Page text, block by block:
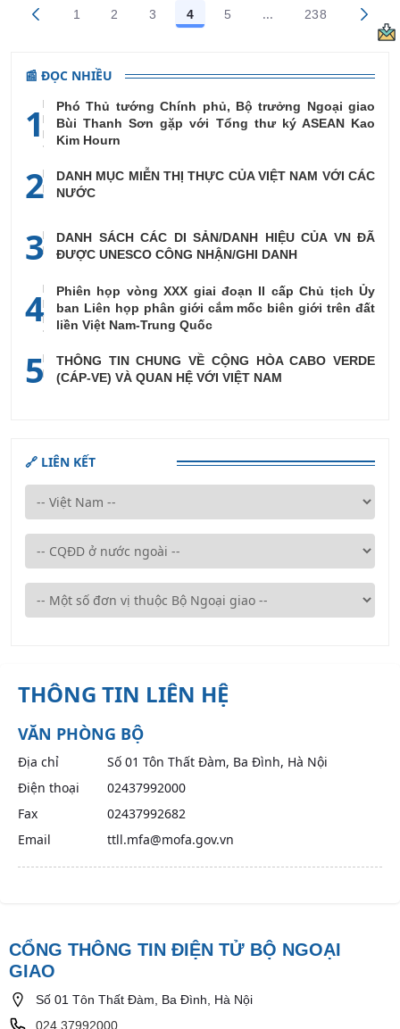
Các trang trên cổng
1 Các trang trên cổng
2 Các trang trên cổng
3 Các trang trên cổng
4 Các trang trên cổng
5 ...Trang trung gian
Các trang
238
📰 ĐỌC NHIỀU
1
Phó Thủ tướng Chính phủ, Bộ trưởng Ngoại giao
Bùi Thanh Sơn gặp với Tổng thư ký ASEAN Kao
Kim Hourn
2
DANH MỤC MIỄN THỊ THỰC CỦA VIỆT NAM VỚI CÁC
NƯỚC
3
DANH SÁCH CÁC DI SẢN/DANH HIỆU CỦA VN ĐÃ
ĐƯỢC UNESCO CÔNG NHẬN/GHI DANH
4
Phiên họp vòng XXX giai đoạn II cấp Chủ tịch Ủy
ban Liên họp phân giới cắm mốc biên giới trên đất
liền Việt Nam-Trung Quốc
5
THÔNG TIN CHUNG VỀ CỘNG HÒA CABO VERDE
(CÁP-VE) VÀ QUAN HỆ VỚI VIỆT NAM
🔗 LIÊN KẾT
THÔNG TIN LIÊN HỆ
VĂN PHÒNG BỘ
Địa chỉ
Số 01 Tôn Thất Đàm, Ba Đình, Hà Nội
Điện thoại
02437992000
Fax
02437992682
Email
ttll.mfa@mofa.gov.vn
CỔNG THÔNG TIN ĐIỆN TỬ BỘ NGOẠI
GIAO
Số 01 Tôn Thất Đàm, Ba Đình, Hà Nội
024.37992000